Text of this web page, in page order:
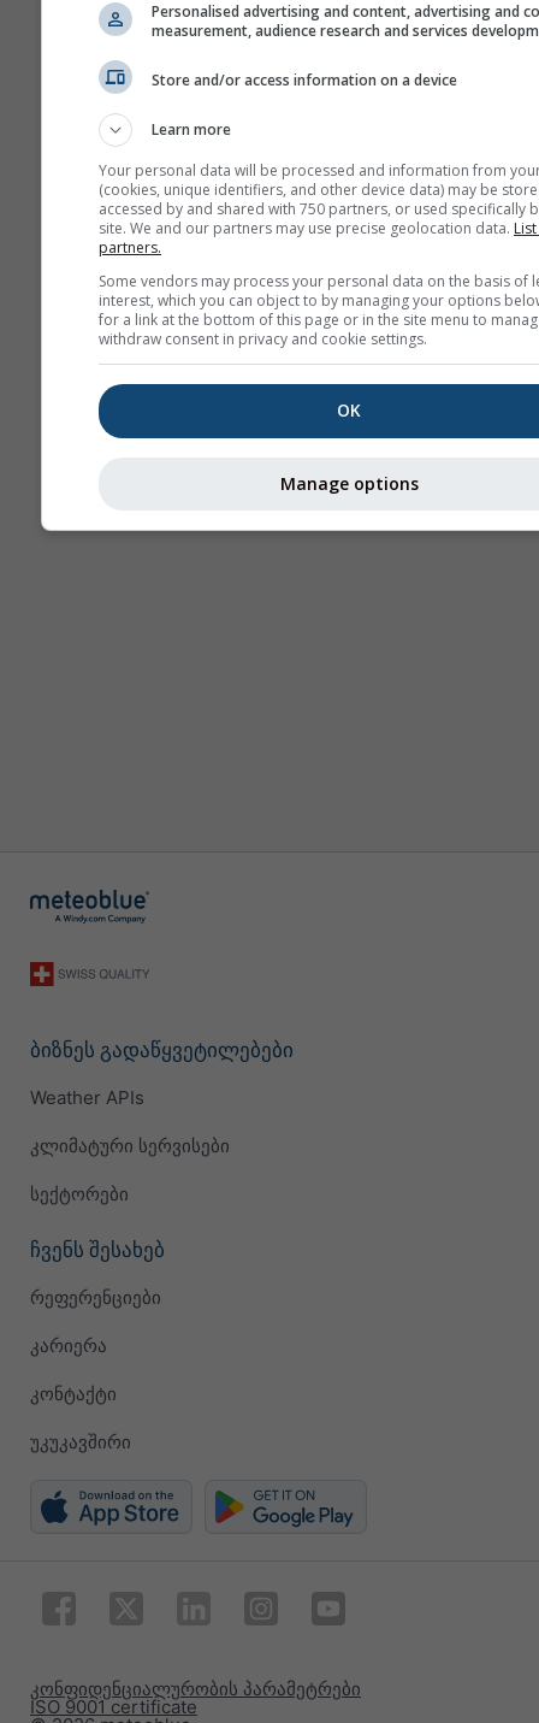
და
ბიზნეს გადაწყვეტილებები
Weather APIs
კლიმატური სერვისები
სექტორები
ჩვენს შესახებ
რეფერენციები
კარიერა
კონტაქტი
უკუკავშირი
ISO 9001 certificate
კონფიდენციალურობის პარამეტრები
Personalised advertising and content, advertising and
measurement, audience research and services
Store and/or access information on a device
Learn more
Your personal data will be processed and information from
(cookies, unique identifiers, and other device data) may be
accessed by and shared with 750 partners, or used specifically
site. We and our partners may use precise geolocation data.
partners.
Some vendors may process your personal data on the basis of
interest, which you can object to by managing your options
for a link at the bottom of this page or in the site menu to
withdraw consent in privacy and cookie settings.
OK
Manage options